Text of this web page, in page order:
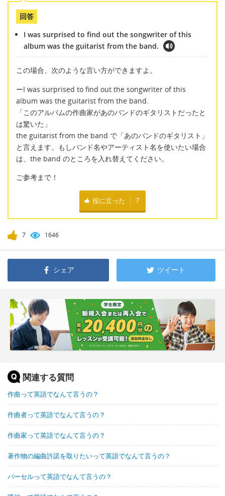
回答
I was surprised to find out the songwriter of this
album was the guitarist from the band.
この場合、次のような言い方ができますよ。
ーI was surprised to find out the songwriter of this
album was the guitarist from the band.
「このアルバムの作曲家があのバンドのギタリストだったと
は驚いた」
the guitarist from the band で「あのバンドのギタリスト」
と言えます。もしバンド名やアーティスト名を使いたい場合
は、the band のところを入れ替えてください。
ご参考まで！
役に立った 7
7 1646
シェア ツイート
関連する質問
作曲って英語でなんて言うの？
作曲者って英語でなんて言うの？
作曲家って英語でなんて言うの？
著作物の編曲許諾を取りたいって英語でなんて言うの？
パーセルって英語でなんて言うの？